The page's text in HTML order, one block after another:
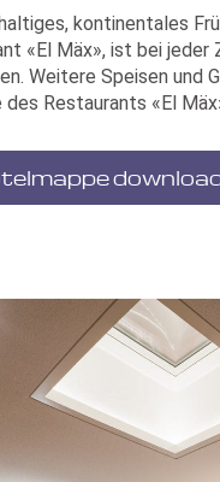
kontinentales
«El Mäx», ist bei jeder
Weitere Speisen und
des Restaurants «El